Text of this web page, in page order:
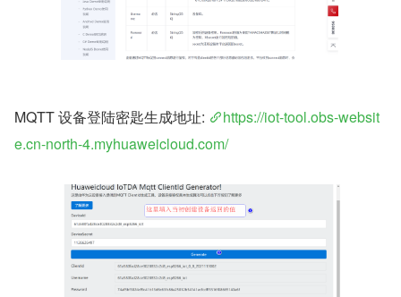
MQTT 设备登陆密匙生成地址:
https://iot-tool.obs-websit
e.cn-north-4.myhuaweicloud.com/